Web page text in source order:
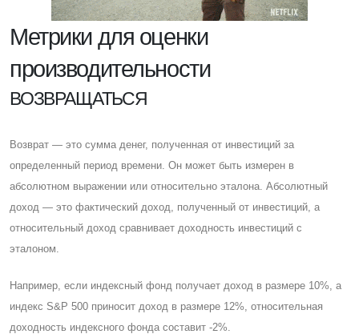
Метрики для оценки
производительности
ВОЗВРАЩАТЬСЯ
Возврат — это сумма денег, полученная от инвестиций за
определенный период времени. Он может быть измерен в
абсолютном выражении или относительно эталона. Абсолютный
доход — это фактический доход, полученный от инвестиций, а
относительный доход сравнивает доходность инвестиций с
эталоном.
Например, если индексный фонд получает доход в размере 10%, а
индекс S&P 500 приносит доход в размере 12%, относительная
доходность индексного фонда составит -2%.